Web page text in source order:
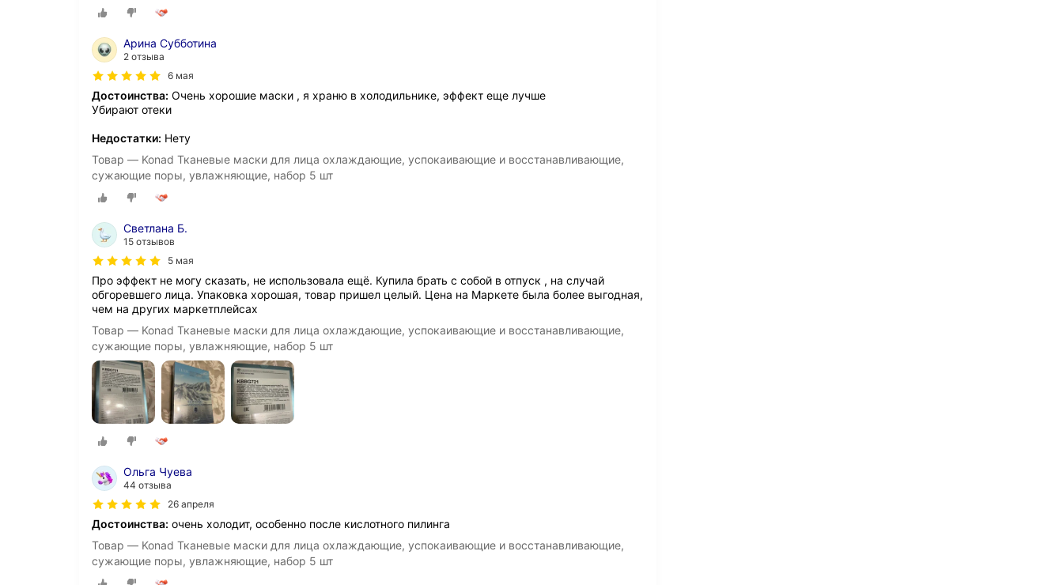
Арина Субботина
2 отзыва
6 мая
Достоинства: Очень хорошие маски , я храню в холодильнике, эффект еще лучше
Убирают отеки
Недостатки: Нету
Товар — Konad Тканевые маски для лица охлаждающие, успокаивающие и восстанавливающие,
сужающие поры, увлажняющие, набор 5 шт
Светлана Б.
15 отзывов
5 мая
Про эффект не могу сказать, не использовала ещё. Купила брать с собой в отпуск , на случай
обгоревшего лица. Упаковка хорошая, товар пришел целый. Цена на Маркете была более выгодная,
чем на других маркетплейсах
Товар — Konad Тканевые маски для лица охлаждающие, успокаивающие и восстанавливающие,
сужающие поры, увлажняющие, набор 5 шт
Ольга Чуева
44 отзыва
26 апреля
Достоинства: очень холодит, особенно после кислотного пилинга
Товар — Konad Тканевые маски для лица охлаждающие, успокаивающие и восстанавливающие,
сужающие поры, увлажняющие, набор 5 шт